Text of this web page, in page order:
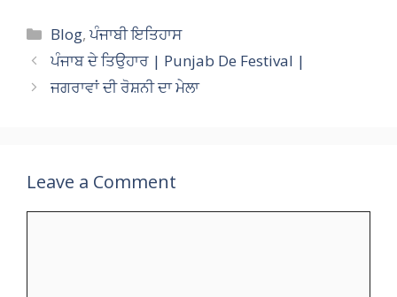
at
s
A
e
b
o
e
gr
a
itt
er l p y
Categories
Blog,ਪੰਜਾਬੀ ਇਤਿਹਾਸ
ਪੰਜਾਬ ਦੇ ਤਿਉਹਾਰ | Punjab De Festival |
ਜਗਰਾਵਾਂ ਦੀ ਰੋਸ਼ਨੀ ਦਾ ਮੇਲਾ
Leave a Comment